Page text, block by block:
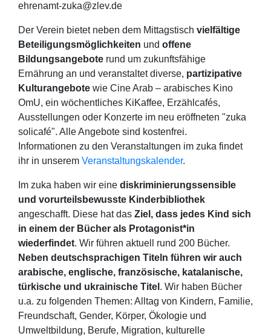
ehrenamt-zuka@zlev.de
Der Verein bietet neben dem Mittagstisch vielfältige
Beteiligungsmöglichkeiten und offene
Bildungsangebote rund um zukunftsfähige
Ernährung an und veranstaltet diverse, partizipative
Kulturangebote wie Cine Arab – arabisches Kino
OmU, ein wöchentliches KiKaffee, Erzählcafés,
Ausstellungen oder Konzerte im neu eröffneten "zuka
solicafé". Alle Angebote sind kostenfrei.
Informationen zu den Veranstaltungen im zuka findet
ihr in unserem Veranstaltungskalender.
Im zuka haben wir eine diskriminierungssensible
und vorurteilsbewusste Kinderbibliothek
angeschafft. Diese hat das Ziel, dass jedes Kind sich
in einem der Bücher als Protagonist*in
wiederfindet. Wir führen aktuell rund 200 Bücher.
Neben deutschsprachigen Titeln führen wir auch
arabische, englische, französische, katalanische,
türkische und ukrainische Titel . Wir haben Bücher
u.a. zu folgenden Themen: Alltag von Kindern, Familie,
Freundschaft, Gender, Körper, Ökologie und
Umweltbildung, Berufe, Migration, kulturelle